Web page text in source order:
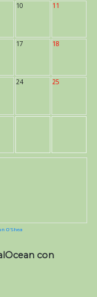
10 11
17 18
24 25
O'Shea
con